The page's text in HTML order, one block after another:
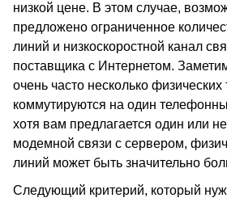
низкой цене. В этом случае,
предложено ограниченное
линий и низкоскоростной канал
поставщика с Интернетом.
очень часто несколько
коммутируются на один
хотя вам предлагается один или
модемной связи с сервером,
линий может быть значительно
Следующий критерий, который